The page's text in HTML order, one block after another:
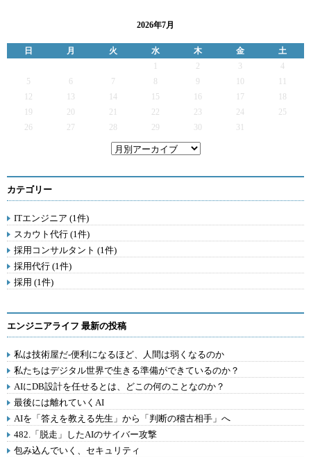
2026年7月
日 月 火 水 木 金
土
2 3
4
5
6 7 9
12
13 14 15 16 17
19
20 21 22 23 24
25
26
27 28 29 30 31
カテゴリー
ITエンジニア (1件)
スカウト代行 (1件)
採用コンサルタント (1件)
採用代行 (1件)
採用 (1件)
エンジニアライフ 最新の投稿
私は技術屋だ-便利になるほど、人間は弱くなるのか
私たちはデジタル世界で生きる準備ができているのか？
AIにDB設計を任せるとは、どこの何のことなのか？
最後には離れていくAI
AIを「答えを教える先生」から「判断の稽古相手」へ
482.「脱走」したAIのサイバー攻撃
包み込んでいく、セキュリティ